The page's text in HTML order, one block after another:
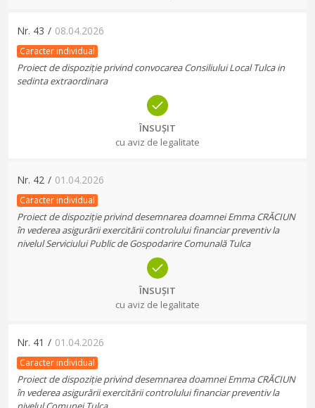
Nr. 43 / 08.04.2026
Caracter individual
Proiect de dispoziție privind convocarea Consiliului Local Tulca in
sedinta extraordinara
ÎNSUȘIT
cu aviz de legalitate
Nr. 42 / 01.04.2026
Caracter individual
Proiect de dispoziție privind desemnarea doamnei Emma CRĂCIUN
în vederea asigurării exercitării controlului financiar preventiv la
nivelul Serviciului Public de Gospodarire Comunală Tulca
ÎNSUȘIT
cu aviz de legalitate
Nr. 41 / 01.04.2026
Caracter individual
Proiect de dispoziție privind desemnarea doamnei Emma CRĂCIUN
în vederea asigurării exercitării controlului financiar preventiv la